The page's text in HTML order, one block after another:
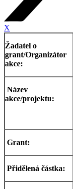
X
Žadatel o
grant/Organizátor
akce:
Název
akce/projektu:
Grant:
Přidělená částka: